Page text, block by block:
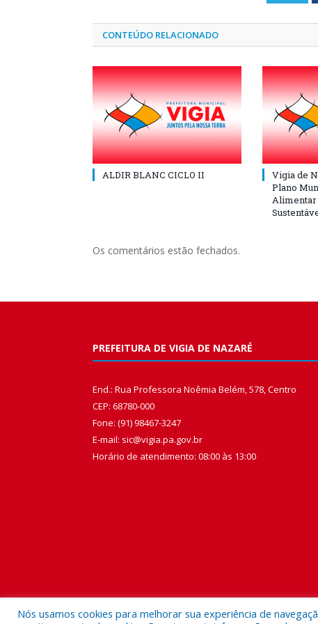
CONTEÚDO RELACIONADO
ALDIR BLANC CICLO II
Vigia de
Plano
Os comentários estão fechados.
PREFEITURA DE VIGIA DE NAZARÉ
End.: Rua Professora Noêmia Belém, 578, Centro
CEP: 68780-000
Fone: (91) 98467-3247
E-mail: sic@vigia.pa.gov.br
Horário de atendimento: 08:00 às 13:00
Nós usamos cookies para melhorar sua experiência de